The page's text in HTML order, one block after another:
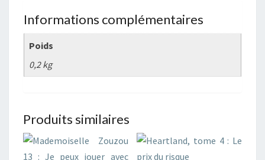
Informations complémentaires
Poids
0,2 kg
Produits similaires